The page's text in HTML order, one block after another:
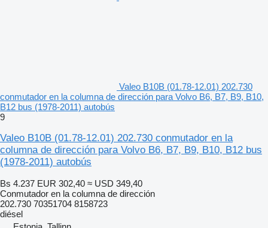
Valeo B10B (01.78-12.01) 202.730
conmutador en la columna de dirección para Volvo B6, B7, B9, B10,
B12 bus (1978-2011) autobús
9
Valeo B10B (01.78-12.01) 202.730 conmutador en la
columna de dirección para Volvo B6, B7, B9, B10, B12 bus
(1978-2011) autobús
Bs 4.237 EUR 302,40 ≈ USD 349,40
Conmutador en la columna de dirección
202.730 70351704 8158723
diésel